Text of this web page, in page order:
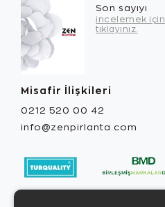
Son sayıyı
incelemek için
tıklayınız.
Misafir İlişkileri
0212 520 00 42
info@zenpirlanta.com